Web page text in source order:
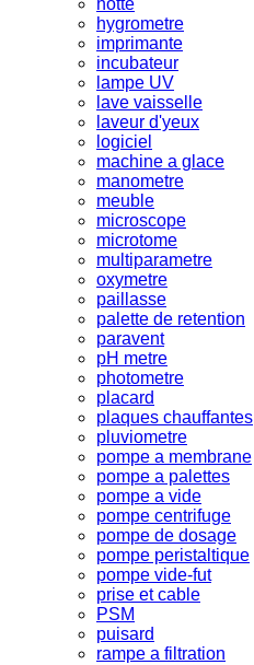
hygrometre
imprimante
incubateur
lampe UV
lave vaisselle
laveur d'yeux
logiciel
machine a glace
manometre
meuble
microscope
microtome
multiparametre
oxymetre
paillasse
palette de retention
paravent
pH metre
photometre
placard
plaques chauffantes
pluviometre
pompe a membrane
pompe a palettes
pompe a vide
pompe centrifuge
pompe de dosage
pompe peristaltique
pompe vide-fut
prise et cable
PSM
puisard
rampe a filtration